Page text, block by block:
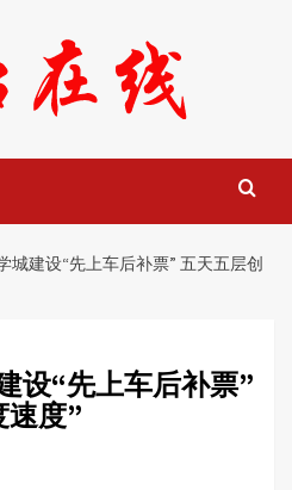
城建设“先上车后补票” 五天五层创
设“先上车后补票”
速度”​